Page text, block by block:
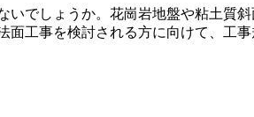
でしょうか。花崗岩地盤や粘土質
工事を検討される方に向けて、工事